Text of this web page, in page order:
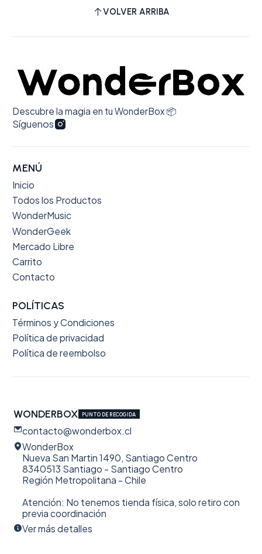
VOLVER ARRIBA
Descubre la magia en tu WonderBox 📦
Síguenos
MENÚ
Inicio
Todos los Productos
WonderMusic
WonderGeek
Mercado Libre
Carrito
Contacto
POLÍTICAS
Términos y Condiciones
Política de privacidad
Política de reembolso
WONDERBOX PUNTO DE RECOGIDA
contacto@wonderbox.cl
WonderBox
Nueva San Martin 1490, Santiago Centro
8340513 Santiago - Santiago Centro
Región Metropolitana - Chile
Atención: No tenemos tienda física, solo retiro con
previa coordinación
Ver más detalles